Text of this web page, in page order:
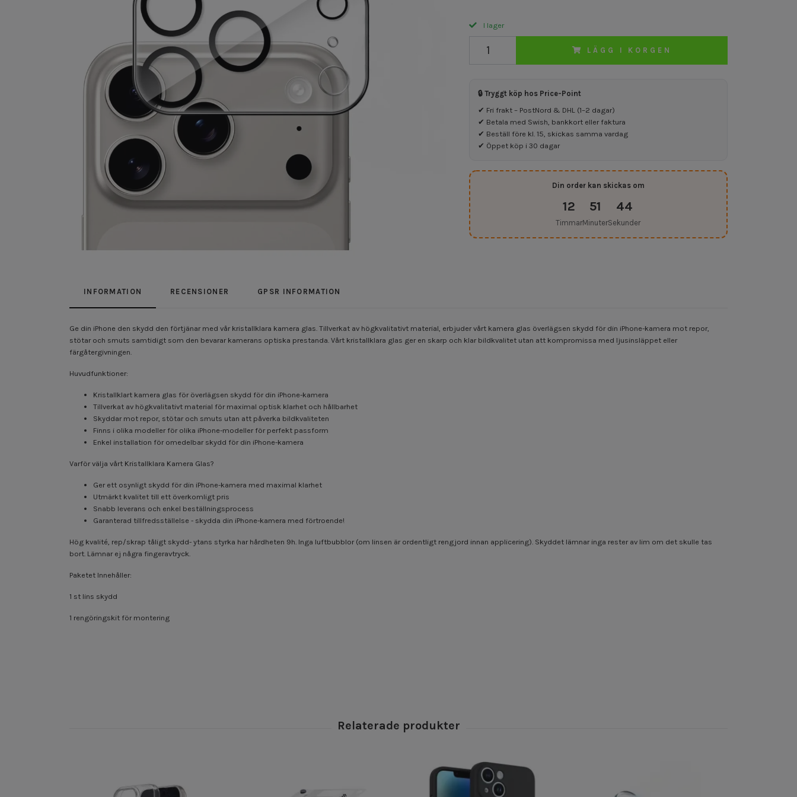
I lager
LÄGG I KORGEN
🔒 Tryggt köp hos Price-Point
✔ Fri frakt – PostNord & DHL (1–2 dagar)
✔ Betala med Swish, bankkort eller faktura
✔ Beställ före kl. 15, skickas samma vardag
✔ Öppet köp i 30 dagar
Din order kan skickas om
12
Timmar
51
Minuter
43
Sekunder
INFORMATION RECENSIONER GPSR INFORMATION
Ge din iPhone den skydd den förtjänar med vår kristallklara kamera glas. Tillverkat av högkvalitativt material, erbjuder vårt kamera glas överlägsen skydd för din iPhone-kamera mot repor,
stötar och smuts samtidigt som den bevarar kamerans optiska prestanda. Vårt kristallklara glas ger en skarp och klar bildkvalitet utan att kompromissa med ljusinsläppet eller
färgåtergivningen.
Huvudfunktioner:
Kristallklart kamera glas för överlägsen skydd för din iPhone-kamera
Tillverkat av högkvalitativt material för maximal optisk klarhet och hållbarhet
Skyddar mot repor, stötar och smuts utan att påverka bildkvaliteten
Finns i olika modeller för olika iPhone-modeller för perfekt passform
Enkel installation för omedelbar skydd för din iPhone-kamera
Varför välja vårt Kristallklara Kamera Glas?
Ger ett osynligt skydd för din iPhone-kamera med maximal klarhet
Utmärkt kvalitet till ett överkomligt pris
Snabb leverans och enkel beställningsprocess
Garanterad tillfredsställelse - skydda din iPhone-kamera med förtroende!
Hög kvalité, rep/skrap tåligt skydd- ytans styrka har hårdheten 9h. Inga luftbubblor (om linsen är ordentligt rengjord innan applicering). Skyddet lämnar inga rester av lim om det skulle tas
bort. Lämnar ej några fingeravtryck.
Paketet Innehåller:
1 st lins skydd
1 rengöringskit för montering